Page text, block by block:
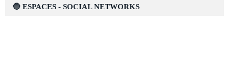
🔵 ESPACES - SOCIAL NETWORKS